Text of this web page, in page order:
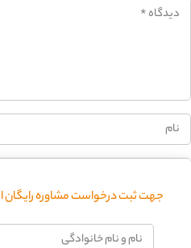
جهت ثبت درخواست مشاوره رایگان
نام